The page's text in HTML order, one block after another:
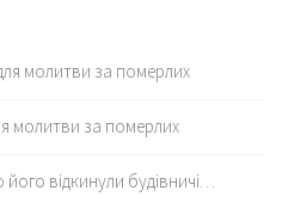
для молитви за померлих
молитви за померлих
відкинули будівничі…